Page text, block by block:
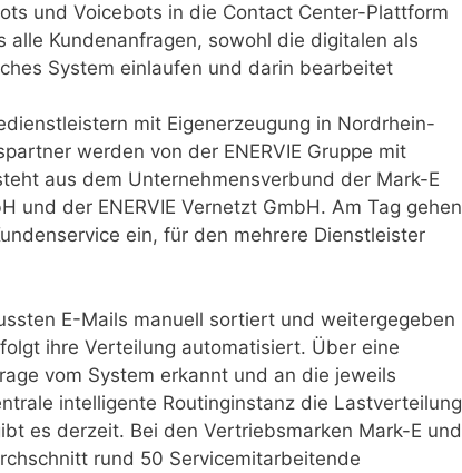
und Voicebots in die Contact Center-Plattform
Kundenanfragen, sowohl die digitalen als
System einlaufen und darin bearbeitet
mit Eigenerzeugung in Nordrhein-
werden von der ENERVIE Gruppe mit
aus dem Unternehmensverbund der Mark-E
der ENERVIE Vernetzt GmbH. Am Tag gehen
ein, für den mehrere Dienstleister
E-Mails manuell sortiert und weitergegeben
ihre Verteilung automatisiert. Über eine
vom System erkannt und an die jeweils
intelligente Routinginstanz die Lastverteilung
es derzeit. Bei den Vertriebsmarken Mark-E und
rund 50 Servicemitarbeitende